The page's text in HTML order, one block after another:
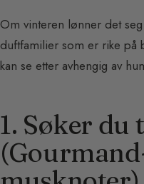
Om vinteren lønner det
duftfamilier som er rike på
kan se etter avhengig av
1. Søker du